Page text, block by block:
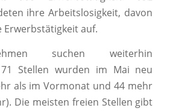
ihre Arbeitslosigkeit, davon
Erwerbstätigkeit auf.
suchen weiterhin
Stellen wurden im Mai neu
als im Vormonat und 44 mehr
Die meisten freien Stellen gibt